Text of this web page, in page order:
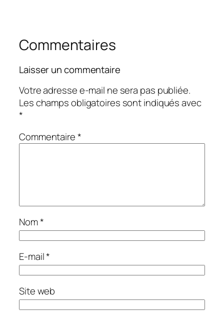
Commentaires
Laisser un commentaire
Votre adresse e-mail ne sera pas publiée.
Les champs obligatoires sont indiqués avec
*
Commentaire*
Nom*
E-mail*
Site web